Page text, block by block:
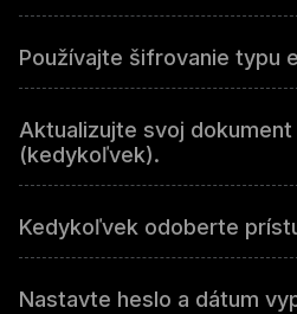
Používajte šifrovanie typu
Aktualizujte svoj
(kedykoľvek).
Kedykoľvek odoberte
Nastavte heslo a dátum